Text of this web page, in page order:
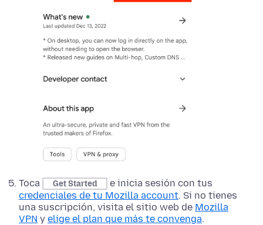
Toca Get Started
e inicia sesión con tus
credenciales de tu Mozilla account. Si no tienes
una suscripción, visita el sitio web de Mozilla
VPN y elige el plan que más te convenga.